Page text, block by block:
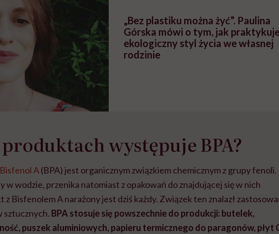
„Bez plastiku można żyć”. Paulina
Górska mówi o tym, jak
ekologiczny styl życia we własnej
rodzinie
występuje BPA?
Bisfenol A(BPA) jest organicznym związkiem chemicznym z grupy fenoli.
w wodzie, przenika natomiast z opakowań do znajdującej się w nich
z Bisfenolem A narażony jest dziś każdy. Związek ten znalazł
sztucznych. BPA stosuje się powszechnie do produkcji: butelek,
puszek aluminiowych, papieru termicznego do paragonów, płyt